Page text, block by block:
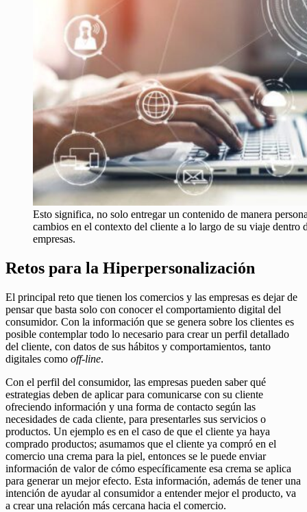
Esto significa, no solo entregar un contenido de manera
cambios en el contexto del cliente a lo largo de su viaje dentro
empresas.
Retos para la Hiperpersonalización
El principal reto que tienen los comercios y las empresas es dejar de
pensar que basta solo con conocer el comportamiento digital del
consumidor. Con la información que se genera sobre los clientes es
posible contemplar todo lo necesario para crear un perfil detallado
del cliente, con datos de sus hábitos y comportamientos, tanto
digitales como off-line.
Con el perfil del consumidor, las empresas pueden saber qué
estrategias deben de aplicar para comunicarse con su cliente
ofreciendo información y una forma de contacto según las
necesidades de cada cliente, para presentarles sus servicios o
productos. Un ejemplo es en el caso de que el cliente ya haya
comprado productos; asumamos que el cliente ya compró en el
comercio una crema para la piel, entonces se le puede enviar
información de valor de cómo específicamente esa crema se aplica
para generar un mejor efecto. Esta información, además de tener una
intención de ayudar al consumidor a entender mejor el producto, va
a crear una relación más cercana hacia el comercio.